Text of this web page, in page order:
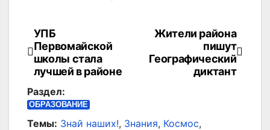
Навигация
по
записям
Жители района
пишут
Географический
диктант
УПБ
Первомайской
школы стала
лучшей в районе
Раздел:
ОБРАЗОВАНИЕ
Темы: Знай наших!, Знания, Космос,